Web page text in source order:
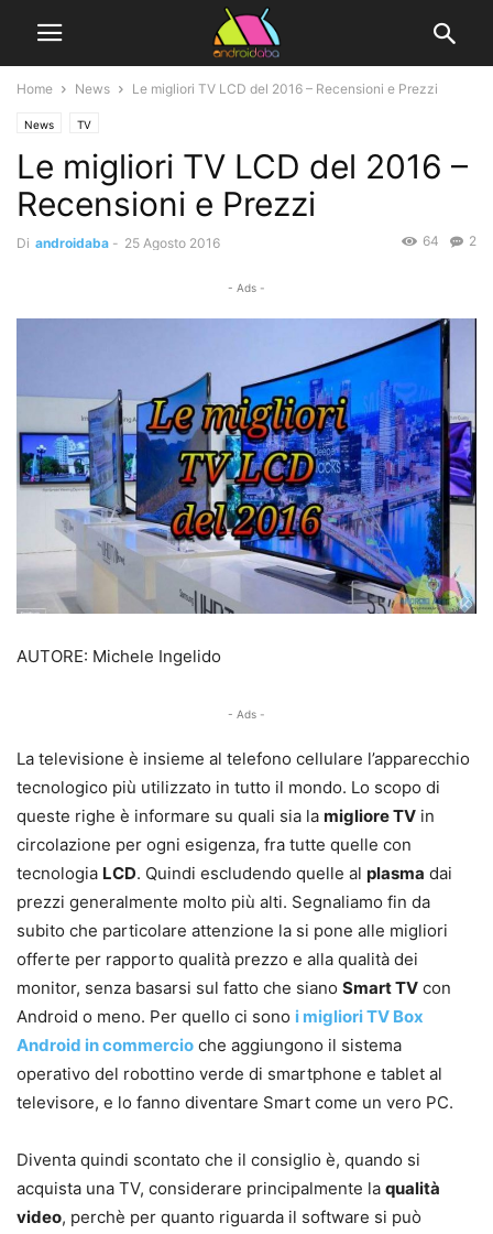
Home News Le migliori TV LCD del 2016 – Recensioni e Prezzi
News TV
Le migliori TV LCD del 2016 –
Recensioni e Prezzi
Di androidaba - 25 Agosto 2016 2
64
- Ads -
AUTORE: Michele Ingelido
- Ads -
La televisione è insieme al telefono cellulare l’apparecchio
tecnologico più utilizzato in tutto il mondo. Lo scopo di
queste righe è informare su quali sia la migliore TV in
circolazione per ogni esigenza, fra tutte quelle con
tecnologia LCD. Quindi escludendo quelle al plasma dai
prezzi generalmente molto più alti. Segnaliamo fin da
subito che particolare attenzione la si pone alle migliori
offerte per rapporto qualità prezzo e alla qualità dei
monitor, senza basarsi sul fatto che siano Smart TV con
Android o meno. Per quello ci sono i migliori TV Box
Android in commercio che aggiungono il sistema
operativo del robottino verde di smartphone e tablet al
televisore, e lo fanno diventare Smart come un vero PC.
Diventa quindi scontato che il consiglio è, quando si
acquista una TV, considerare principalmente la qualità
video, perchè per quanto riguarda il software si può